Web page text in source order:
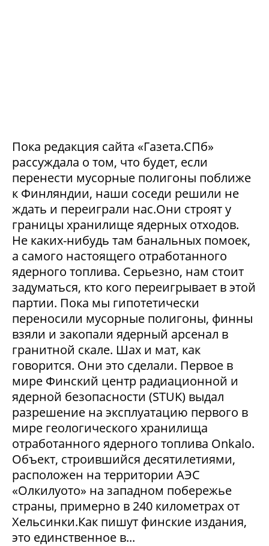
Пока редакция сайта «Газета.СПб»
рассуждала о том, что будет, если
перенести мусорные полигоны поближе
к Финляндии, наши соседи решили не
ждать и переиграли нас.Они строят у
границы хранилище ядерных отходов.
Не каких-нибудь там банальных помоек,
а самого настоящего отработанного
ядерного топлива. Серьезно, нам стоит
задуматься, кто кого переигрывает в этой
партии. Пока мы гипотетически
переносили мусорные полигоны, финны
взяли и закопали ядерный арсенал в
гранитной скале. Шах и мат, как
говорится. Они это сделали. Первое в
мире Финский центр радиационной и
ядерной безопасности (STUK) выдал
разрешение на эксплуатацию первого в
мире геологического хранилища
отработанного ядерного топлива Onkalo.
Объект, строившийся десятилетиями,
расположен на территории АЭС
«Олкилуото» на западном побережье
страны, примерно в 240 километрах от
Хельсинки.Как пишут финские издания,
это единственное в...